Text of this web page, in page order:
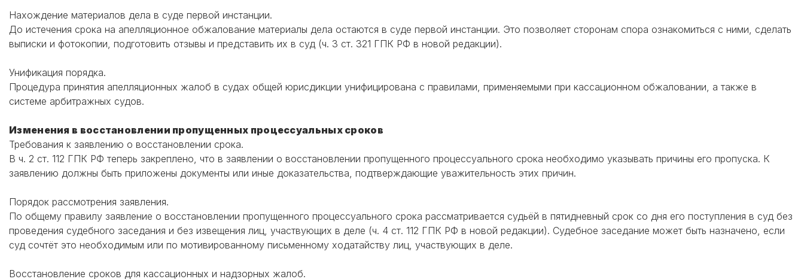
Нахождение материалов дела в суде первой инстанции.
До истечения срока на апелляционное обжалование материалы дела остаются в суде первой инстанции. Это позволяет сторонам спора ознакомиться с ними, сделать
выписки и фотокопии, подготовить отзывы и представить их в суд (ч. 3 ст. 321 ГПК РФ в новой редакции).
Унификация порядка.
Процедура принятия апелляционных жалоб в судах общей юрисдикции унифицирована с правилами, применяемыми при кассационном обжаловании, а также в
системе арбитражных судов.
Изменения в восстановлении пропущенных процессуальных сроков
Требования к заявлению о восстановлении срока.
В ч. 2 ст. 112 ГПК РФ теперь закреплено, что в заявлении о восстановлении пропущенного процессуального срока необходимо указывать причины его пропуска. К
заявлению должны быть приложены документы или иные доказательства, подтверждающие уважительность этих причин.
Порядок рассмотрения заявления.
По общему правилу заявление о восстановлении пропущенного процессуального срока рассматривается судьёй в пятидневный срок со дня его поступления в суд без
проведения судебного заседания и без извещения лиц, участвующих в деле (ч. 4 ст. 112 ГПК РФ в новой редакции). Судебное заседание может быть назначено, если
суд сочтёт это необходимым или по мотивированному письменному ходатайству лиц, участвующих в деле.
Восстановление сроков для кассационных и надзорных жалоб.